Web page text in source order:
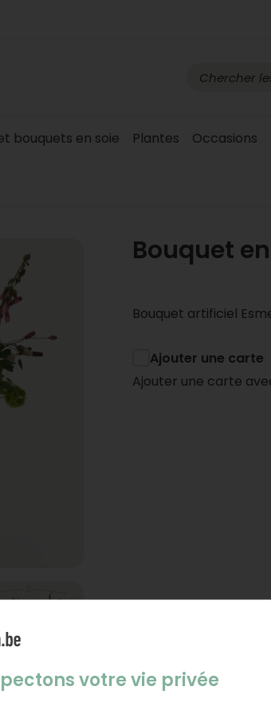
bouquets en soie Plantes Occasions
Bouquet
Bouquet artificiel
Ajouter une carte
Ajouter une carte
votre vie privée